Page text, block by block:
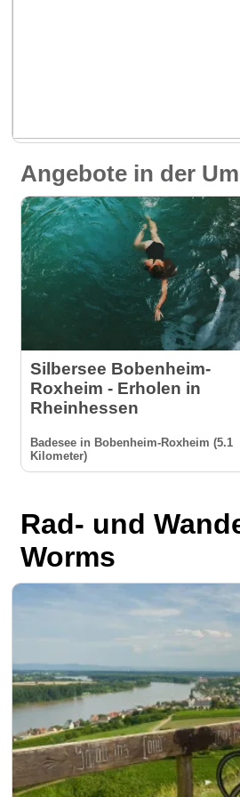
Angebote in der
Silbersee Bobenheim-
Roxheim - Erholen in
Rheinhessen
Badesee in Bobenheim-Roxheim (5.1
Kilometer)
Rad- und
Worms